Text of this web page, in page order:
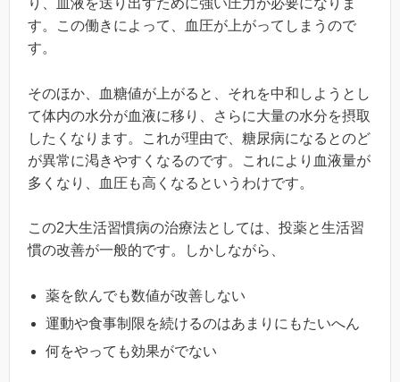
り、血液を送り出すために強い圧力が必要になりま
す。この働きによって、血圧が上がってしまうので
す。
そのほか、血糖値が上がると、それを中和しようとし
て体内の水分が血液に移り、さらに大量の水分を摂取
したくなります。これが理由で、糖尿病になるとのど
が異常に渇きやすくなるのです。これにより血液量が
多くなり、血圧も高くなるというわけです。
この2大生活習慣病の治療法としては、投薬と生活習
慣の改善が一般的です。しかしながら、
薬を飲んでも数値が改善しない
運動や食事制限を続けるのはあまりにもたいへん
何をやっても効果がでない